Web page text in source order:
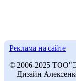
Реклама на сайте
© 2006-2025
Дизайн